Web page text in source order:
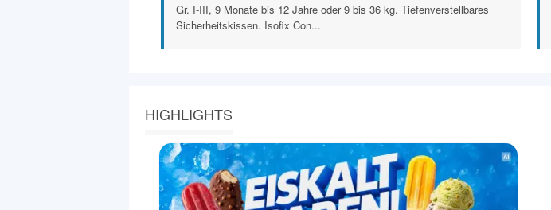
Gr. I-III, 9 Monate bis 12 Jahre oder 9 bis 36 kg. Tiefenverstellbares
Sicherheitskissen. Isofix Con...
HIGHLIGHTS